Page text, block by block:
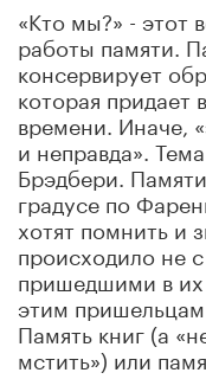
«Кто мы?» - этот
работы памяти.
консервирует
которая
времени. Иначе,
и неправда».
Брэдбери.
градусе по
хотят помнить и
происходило не
пришедшими в
этим пришельцам
Память книг (а
мстить») или